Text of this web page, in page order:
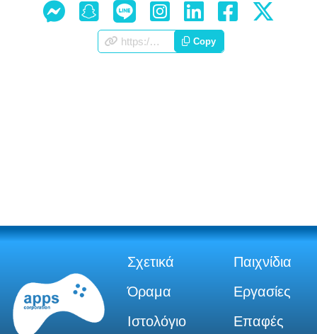
https://appscorporation.com/gr/jobs.html Copy
Σχετικά
Παιχνίδια
Όραμα
Εργασίες
Ιστολόγιο
Επαφές